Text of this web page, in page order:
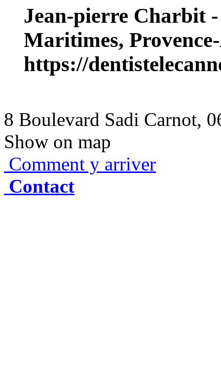
Jean-pierre Charbit
Maritimes,
https://
8 Boulevard Sadi Carnot,
Show on map
Comment y arriver
Contact